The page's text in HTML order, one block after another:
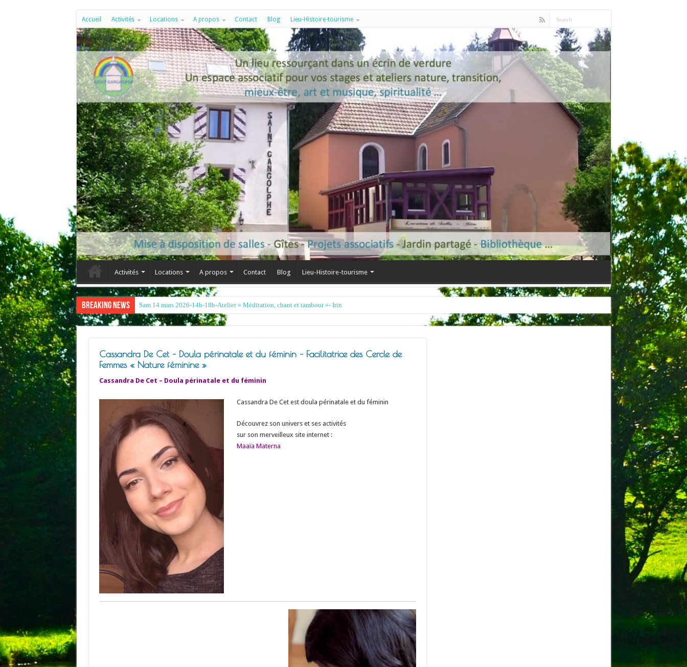
Accueil Activités Locations A propos Contact Blog Lieu-Histoire-tourisme
Activités Locations A propos Contact Blog Lieu-Histoire-tourisme
Breaking News
Cassandra De Cet – Doula périnatale et du féminin – Facilitatrice des Cercle de
Femmes « Nature féminine »
Cassandra De Cet – Doula périnatale et du féminin
Cassandra De Cet est doula périnatale et du féminin
Découvrez son univers et ses activités
sur son merveilleux site internet :
Maaïa Materna